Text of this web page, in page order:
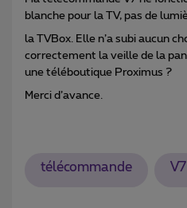
blanche pour la TV, pas de
la TVBox. Elle n’a subi aucun
correctement la veille de la
une téléboutique Proximus ?
Merci d’avance.
télécommande V7